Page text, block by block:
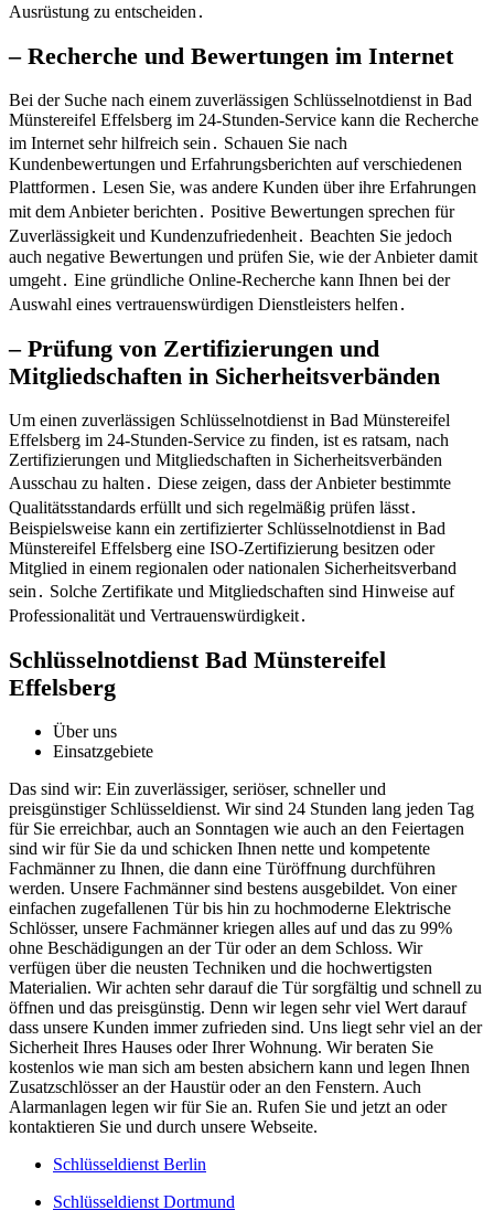
Ausrüstung zu entscheiden․
– Recherche und Bewertungen im Internet
Bei der Suche nach einem zuverlässigen Schlüsselnotdienst in Bad
Münstereifel Effelsberg im 24-Stunden-Service kann die Recherche
im Internet sehr hilfreich sein․ Schauen Sie nach
Kundenbewertungen und Erfahrungsberichten auf verschiedenen
Plattformen․ Lesen Sie, was andere Kunden über ihre Erfahrungen
mit dem Anbieter berichten․ Positive Bewertungen sprechen für
Zuverlässigkeit und Kundenzufriedenheit․ Beachten Sie jedoch
auch negative Bewertungen und prüfen Sie, wie der Anbieter damit
umgeht․ Eine gründliche Online-Recherche kann Ihnen bei der
Auswahl eines vertrauenswürdigen Dienstleisters helfen․
– Prüfung von Zertifizierungen und
Mitgliedschaften in Sicherheitsverbänden
Um einen zuverlässigen Schlüsselnotdienst in Bad Münstereifel
Effelsberg im 24-Stunden-Service zu finden, ist es ratsam, nach
Zertifizierungen und Mitgliedschaften in Sicherheitsverbänden
Ausschau zu halten․ Diese zeigen, dass der Anbieter bestimmte
Qualitätsstandards erfüllt und sich regelmäßig prüfen lässt․
Beispielsweise kann ein zertifizierter Schlüsselnotdienst in Bad
Münstereifel Effelsberg eine ISO-Zertifizierung besitzen oder
Mitglied in einem regionalen oder nationalen Sicherheitsverband
sein․ Solche Zertifikate und Mitgliedschaften sind Hinweise auf
Professionalität und Vertrauenswürdigkeit․
Schlüsselnotdienst Bad Münstereifel
Effelsberg
Über uns
Einsatzgebiete
Das sind wir: Ein zuverlässiger, seriöser, schneller und
preisgünstiger Schlüsseldienst. Wir sind 24 Stunden lang jeden Tag
für Sie erreichbar, auch an Sonntagen wie auch an den Feiertagen
sind wir für Sie da und schicken Ihnen nette und kompetente
Fachmänner zu Ihnen, die dann eine Türöffnung durchführen
werden. Unsere Fachmänner sind bestens ausgebildet. Von einer
einfachen zugefallenen Tür bis hin zu hochmoderne Elektrische
Schlösser, unsere Fachmänner kriegen alles auf und das zu 99%
ohne Beschädigungen an der Tür oder an dem Schloss. Wir
verfügen über die neusten Techniken und die hochwertigsten
Materialien. Wir achten sehr darauf die Tür sorgfältig und schnell zu
öffnen und das preisgünstig. Denn wir legen sehr viel Wert darauf
dass unsere Kunden immer zufrieden sind. Uns liegt sehr viel an der
Sicherheit Ihres Hauses oder Ihrer Wohnung. Wir beraten Sie
kostenlos wie man sich am besten absichern kann und legen Ihnen
Zusatzschlösser an der Haustür oder an den Fenstern. Auch
Alarmanlagen legen wir für Sie an. Rufen Sie und jetzt an oder
kontaktieren Sie und durch unsere Webseite.
Schlüsseldienst Berlin
Schlüsseldienst Dortmund